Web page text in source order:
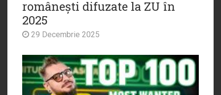
românești difuzate la ZU în
2025
29 Decembrie 2025